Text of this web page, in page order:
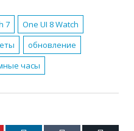
7
One UI 8 Watch
обновление
часы